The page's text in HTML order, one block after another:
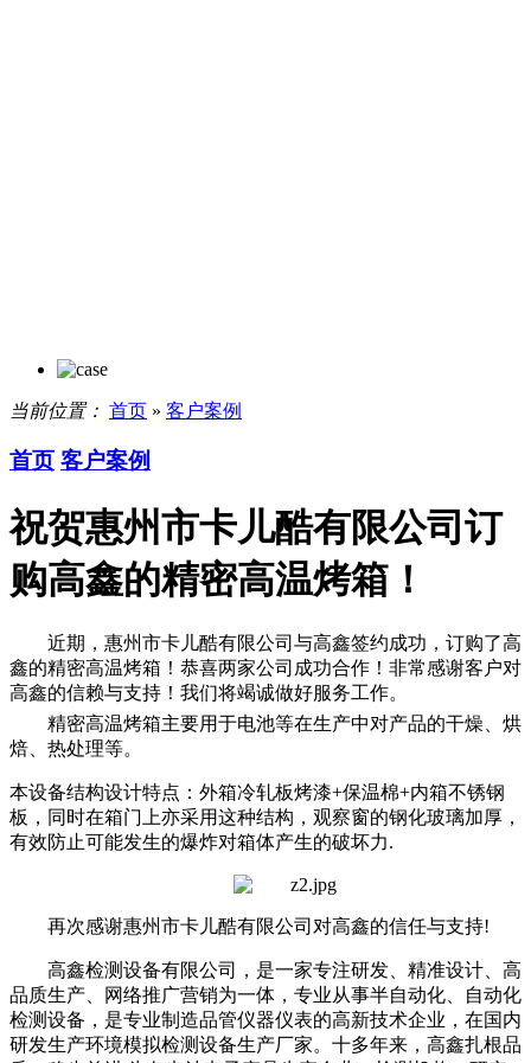
当前位置： 首页 » 客户案例
首页 客户案例
祝贺惠州市卡儿酷有限公司订
购高鑫的精密高温烤箱！
近期，惠州市卡儿酷有限公司与高鑫签约成功，订购了高
鑫的精密高温烤箱！恭喜两家公司成功合作！非常感谢客户对
高鑫的信赖与支持！我们将竭诚做好服务工作。
精密高温烤箱主要用于电池等在生产中对产品的干燥、烘
焙、热处理等。
本设备结构设计特点：外箱冷轧板烤漆+保温棉+内箱不锈钢
板，同时在箱门上亦采用这种结构，观察窗的钢化玻璃加厚，
有效防止可能发生的爆炸对箱体产生的破坏力.
再次感谢惠州市卡儿酷有限公司对高鑫的信任与支持!
高鑫检测设备有限公司，是一家专注研发、精准设计、高
品质生产、网络推广营销为一体，专业从事半自动化、自动化
检测设备，是专业制造品管仪器仪表的高新技术企业，在国内
研发生产环境模拟检测设备生产厂家。十多年来，高鑫扎根品